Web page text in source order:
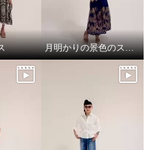
月明かりの景色のスカートで，リラックス!